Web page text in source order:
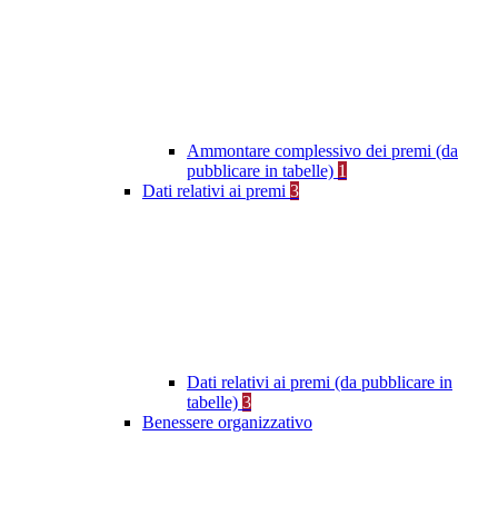
Ammontare complessivo dei premi (da
pubblicare in tabelle) 1
Dati relativi ai premi 3
Dati relativi ai premi (da pubblicare in
tabelle) 3
Benessere organizzativo